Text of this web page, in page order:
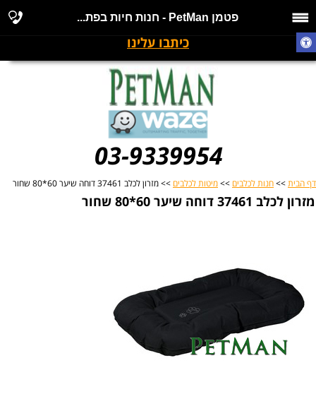
פטמן PetMan - חנות חיות בפת...
כיתבו עלינו
03-9339954
דף הבית >> חנות לכלבים >> מיטות לכלבים >> מזרון לכלב 37461 דוחה שיער 60*80 שחור
מזרון לכלב 37461 דוחה שיער 60*80 שחור